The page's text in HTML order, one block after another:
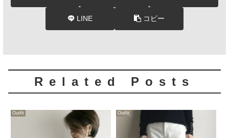
LINE コピー
Related Posts
Outfit Outfit